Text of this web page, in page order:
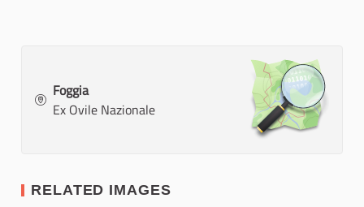
Foggia
Ex Ovile Nazionale
RELATED IMAGES